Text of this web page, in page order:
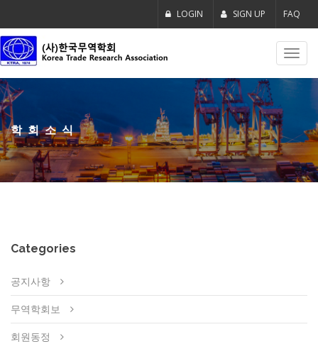
LOGIN SIGN UP FAQ
학회소식
Categories
공지사항
무역학회보
회원동정